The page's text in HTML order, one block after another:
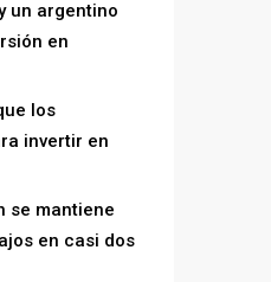
un argentino
en
los
invertir en
se mantiene
en casi dos